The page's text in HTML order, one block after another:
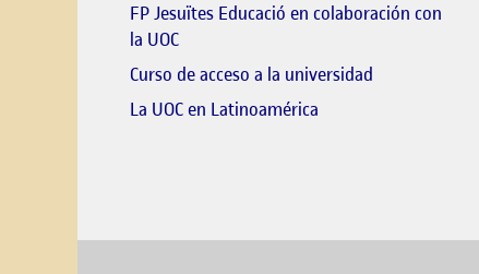
FP Jesuïtes Educació en colaboración con
la UOCEl link s'obre en finestra nova
Curso de acceso a la universidad
La UOC en Latinoamérica